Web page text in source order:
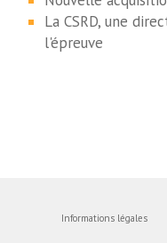
La CSRD, une
l'épreuve
Informations légales